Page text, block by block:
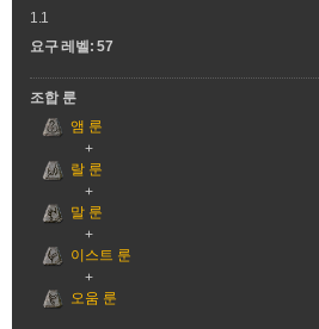
1.1
요구 레벨: 57
조합 룬
앰 룬
랄 룬
말 룬
이스트 룬
오움 룬